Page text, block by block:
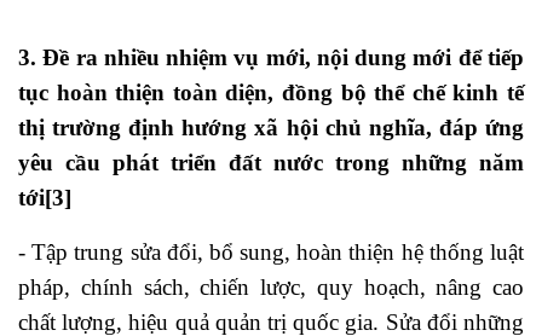
3. Đề ra nhiều nhiệm vụ mới, nội dung mới để tiếp
tục hoàn thiện toàn diện, đồng bộ thể chế kinh tế
thị trường định hướng xã hội chủ nghĩa, đáp ứng
yêu cầu phát triển đất nước trong những năm
tới[3]
- Tập trung sửa đổi, bổ sung, hoàn thiện hệ thống luật
pháp, chính sách, chiến lược, quy hoạch, nâng cao
chất lượng, hiệu quả quản trị quốc gia. Sửa đổi những